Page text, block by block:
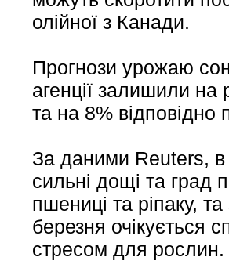
олійної з Канади.
Прогнози урожаю
агенції залишили
та на 8%
За даними Reuters, в
сильні дощі та град
пшениці та ріпаку,
березня очікується
стресом для рослин.